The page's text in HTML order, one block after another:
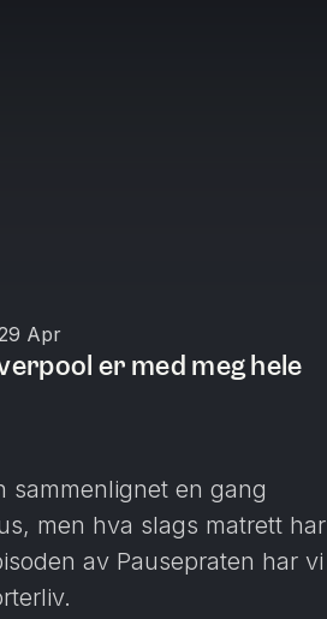
Apr
er med meg hele
sammenlignet en gang
men hva slags matrett har
av Pausepraten har vi